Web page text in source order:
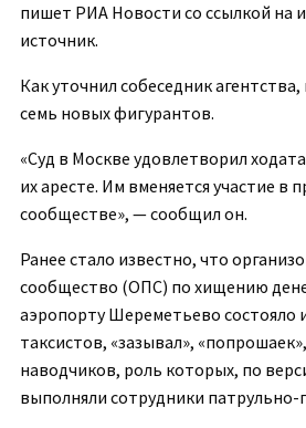
пишет РИА Новости со ссылкой на
источник.
Как уточнил собеседник
семь новых фигурантов.
«Суд в Москве удовлетворил
их аресте. Им вменяется участие в
сообществе», — сообщил он.
Ранее стало известно, что
сообщество (ОПС) по хищению
аэропорту Шереметьево состояло
таксистов, «зазывал»,
наводчиков, роль которых, по
выполняли сотрудники